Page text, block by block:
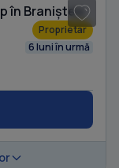
în Braniștea
Proprietar
6 luni în urmă